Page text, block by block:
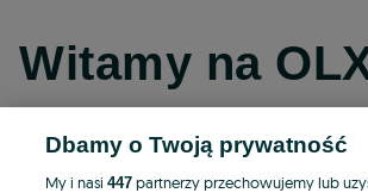
Witamy na
Kontynuuj przez
Dbamy o Twoją prywatność
My i nasi447 partnerzy przechowujemy lub